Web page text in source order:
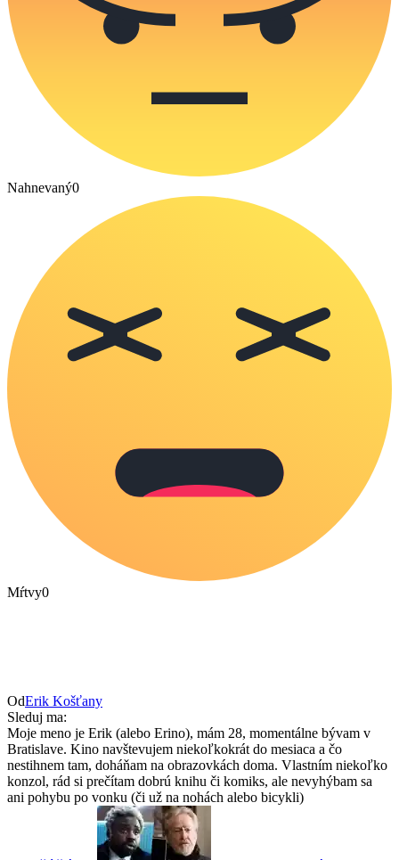
Nahnevaný0
Mŕtvy0
OdErik Košťany
Sleduj ma:
Moje meno je Erik (alebo Erino), mám 28, momentálne bývam v
Bratislave. Kino navštevujem niekoľkokrát do mesiaca a čo
nestihnem tam, doháňam na obrazovkách doma. Vlastním niekoľko
konzol, rád si prečítam dobrú knihu či komiks, ale nevyhýbam sa
ani pohybu po vonku (či už na nohách alebo bicykli)